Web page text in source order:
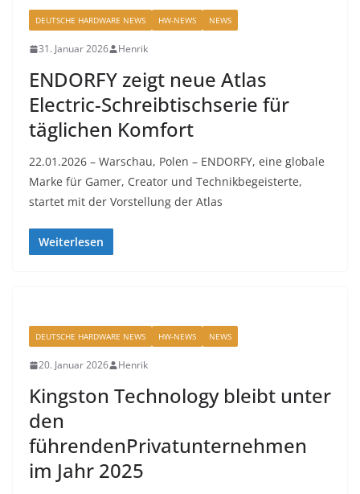
DEUTSCHE HARDWARE NEWS HW-NEWS NEWS
31. Januar 2026 Henrik
ENDORFY zeigt neue Atlas
Electric-Schreibtischserie für
täglichen Komfort
22.01.2026 – Warschau, Polen – ENDORFY, eine globale
Marke für Gamer, Creator und Technikbegeisterte,
startet mit der Vorstellung der Atlas
Weiterlesen
DEUTSCHE HARDWARE NEWS HW-NEWS NEWS
20. Januar 2026 Henrik
Kingston Technology bleibt unter
den
führendenPrivatunternehmen
im Jahr 2025